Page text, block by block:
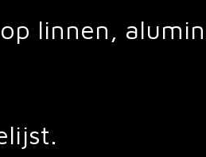
linnen,